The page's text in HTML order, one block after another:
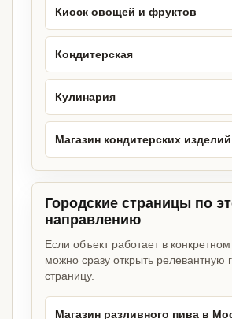
Киоск овощей и фруктов
Кондитерская
Кулинария
Магазин кондитерских изделий
Городские страницы по
направлению
Если объект работает в конкретном
можно сразу открыть релевантную
страницу.
Магазин разливного пива в